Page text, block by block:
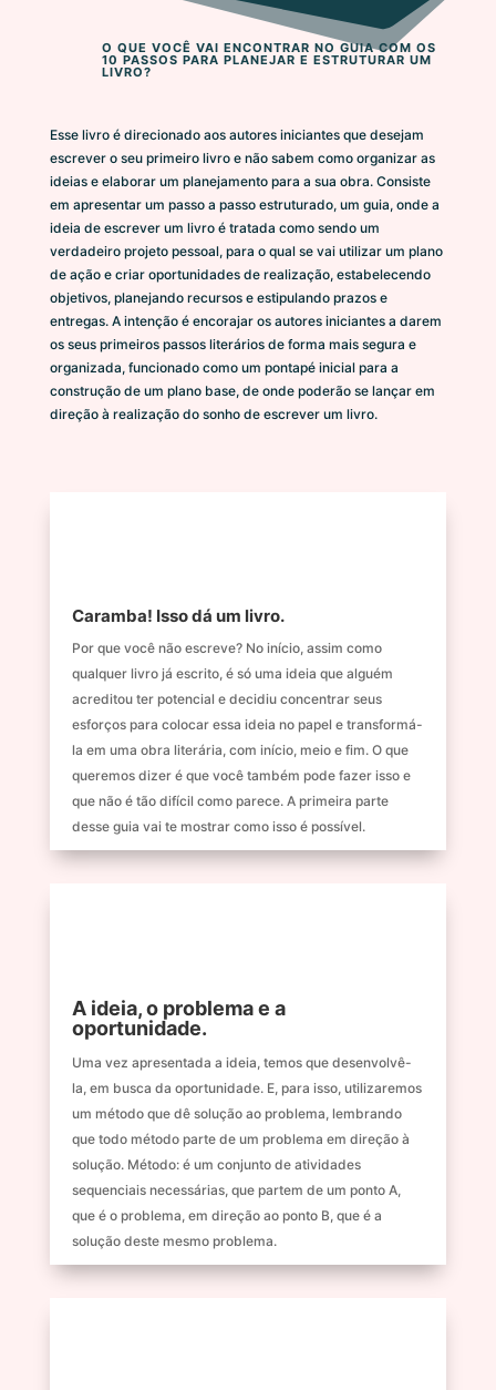
O QUE VOCÊ VAI ENCONTRAR NO GUIA COM OS
10 PASSOS PARA PLANEJAR E ESTRUTURAR UM
LIVRO?
Esse livro é direcionado aos autores iniciantes que desejam
escrever o seu primeiro livro e não sabem como organizar as
ideias e elaborar um planejamento para a sua obra. Consiste
em apresentar um passo a passo estruturado, um guia, onde a
ideia de escrever um livro é tratada como sendo um
verdadeiro projeto pessoal, para o qual se vai utilizar um plano
de ação e criar oportunidades de realização, estabelecendo
objetivos, planejando recursos e estipulando prazos e
entregas. A intenção é encorajar os autores iniciantes a darem
os seus primeiros passos literários de forma mais segura e
organizada, funcionado como um pontapé inicial para a
construção de um plano base, de onde poderão se lançar em
direção à realização do sonho de escrever um livro.
Caramba! Isso dá um livro.
Por que você não escreve? No início, assim como
qualquer livro já escrito, é só uma ideia que alguém
acreditou ter potencial e decidiu concentrar seus
esforços para colocar essa ideia no papel e transformá-
la em uma obra literária, com início, meio e fim. O que
queremos dizer é que você também pode fazer isso e
que não é tão difícil como parece. A primeira parte
desse guia vai te mostrar como isso é possível.
A ideia, o problema e a
oportunidade.
Uma vez apresentada a ideia, temos que desenvolvê-
la, em busca da oportunidade. E, para isso, utilizaremos
um método que dê solução ao problema, lembrando
que todo método parte de um problema em direção à
solução. Método: é um conjunto de atividades
sequenciais necessárias, que partem de um ponto A,
que é o problema, em direção ao ponto B, que é a
solução deste mesmo problema.